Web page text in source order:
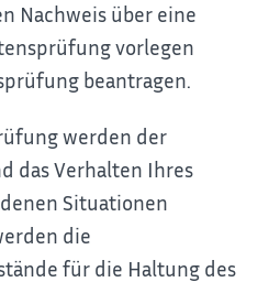
Nachweis über eine
vorlegen
beantragen.
werden der
das Verhalten Ihres
Situationen
die
für die Haltung des